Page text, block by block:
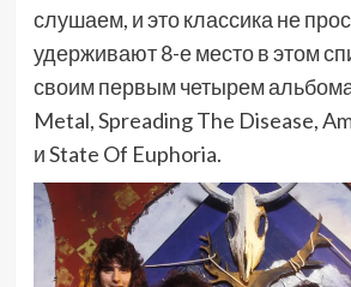
слушаем, и это классика не
удерживают 8-е место в этом
своим первым четырем
Metal, Spreading The Disease,
и State Of Euphoria.